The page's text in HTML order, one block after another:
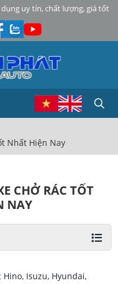
uy tín, chất lượng, giá tốt
Nhất Hiện Nay
CHỞ RÁC TỐT
NAY
Isuzu, Hyundai,